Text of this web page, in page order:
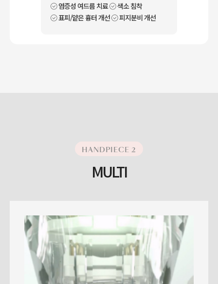
염증성 여드름 치료
색소 침착
표피/얕은 흉터 개선
피지분비 개선
HANDPIECE 2
MULTI